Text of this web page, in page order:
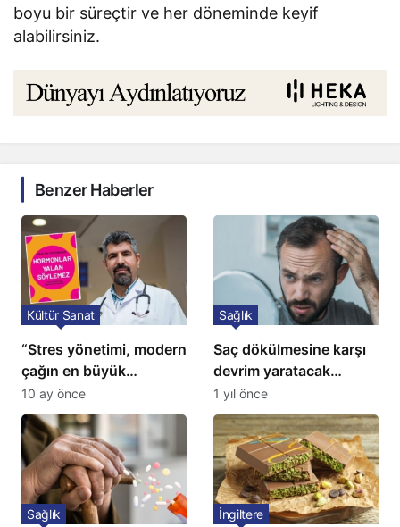
boyu bir süreçtir ve her döneminde keyif
alabilirsiniz.
Benzer Haberler
“Stres yönetimi, modern
çağın en büyük
tedavisidir”
Kültür Sanat
10 ay önce
Saç dökülmesine karşı
devrim yaratacak
çözüm: Ne ilaç ne saç
ekimi gerekiyor
Sağlık
1 yıl önce
Sağlık İngiltere